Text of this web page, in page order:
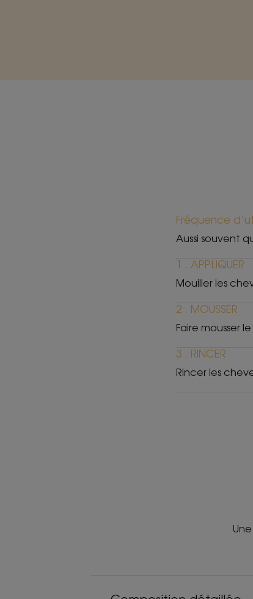
Fréquence
Aussi souvent
1 . APPLIQUER
Mouiller les
2 . MOUSSER
Faire mousser
3 . RINCER
Rincer les